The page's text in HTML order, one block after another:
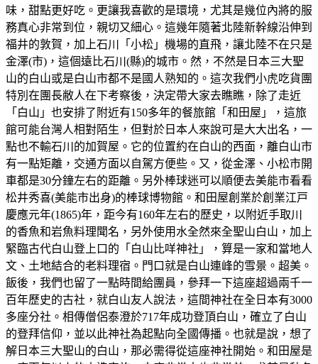
味，甜點更好吃。更讓我喜歡的是環境，尤其是幾位內將的服
務真心非常到位，親切又細心。這幾年隨著北陸新幹線沿伸到
福井的敦賀，加上石川「小松」機場的直飛，讓北陸不在只是
金澤(市)，這個遠比石川(縣)的城市。然，不然是日本三大聖
山的白山或是白山市都不是國人熟知的。這次我們小虎吃貨團
特別在團長敝人在下考察後，決定帶大家去瞧瞧，除了走近
「白山」也安排了附近有150多年的餐旅館「和田屋」，這旅
館可能台灣人相對陌生，但對於日本人來說可是大大出名，一
點也不輸石川的加賀屋。它的位置約在白山的西面，離白山市
有一點矩離，交通方面以自駕方便些。又，從金澤、小松市開
車都是30分鐘左右的距離。另外棒球迷可以順便去美能市看看
松井秀喜(美能市出身)的棒球博物館。和田屋創業於創業江戸
慶應元年(1865)年，距今有160年左右的歷史，以附近手取川
的香魚和岩魚料理聞名，另外使用水全然來全聖山白山，加上
緊臨古代白山登上口的「白山比咩神社」，算是一家和當地人
文、土地結合的老料理宿。門口就是白山連峰的雪景。超美。
飯後，我們也留了一點時間給團員，參拜一下這座超過兩千一
百年歷史的古社，就白山友人說法，這間神社在全日本有3000
多座分社。相傳僧侶泰澄於717年成功登頂白山，確立了白山
的登拜信仰，並以此神社為起點向全國傳播。也就是說，想了
解日本三大聖山的白山，那必需得從這座神社開始。和田屋是